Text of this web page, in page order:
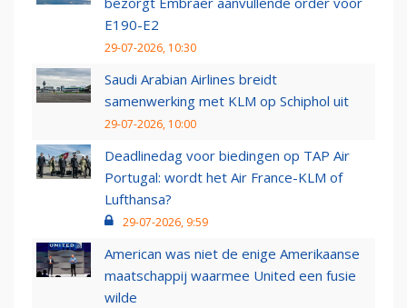
E190-E2
29-07-2026, 10:30
Saudi Arabian Airlines breidt
samenwerking met KLM op Schiphol uit
29-07-2026, 10:00
Deadlinedag voor biedingen op TAP Air
Portugal: wordt het Air France-KLM of
Lufthansa?
29-07-2026, 9:59
American was niet de enige Amerikaanse
maatschappij waarmee United een fusie
wilde